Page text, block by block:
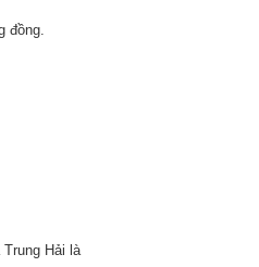
Hải là